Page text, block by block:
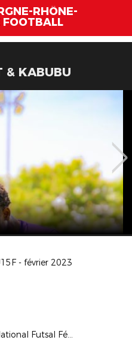
RHÔNE-
FOOTBALL
& KABUBU
- février 2023
Challenge National Futsal Féminin - Finale Régionale 2023